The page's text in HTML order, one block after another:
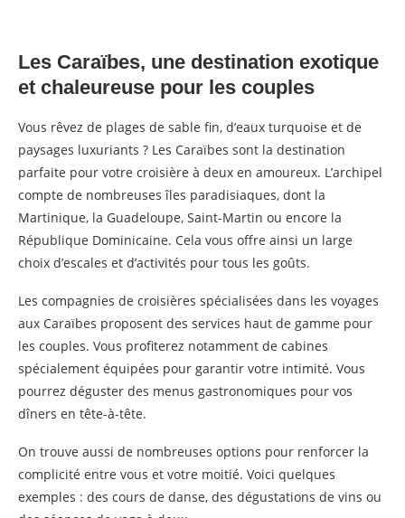
Les Caraïbes, une destination exotique
et chaleureuse pour les couples
Vous rêvez de plages de sable fin, d’eaux turquoise et de
paysages luxuriants ? Les Caraïbes sont la destination
parfaite pour votre croisière à deux en amoureux. L’archipel
compte de nombreuses îles paradisiaques, dont la
Martinique, la Guadeloupe, Saint-Martin ou encore la
République Dominicaine. Cela vous offre ainsi un large
choix d’escales et d’activités pour tous les goûts.
Les compagnies de croisières spécialisées dans les voyages
aux Caraïbes proposent des services haut de gamme pour
les couples. Vous profiterez notamment de cabines
spécialement équipées pour garantir votre intimité. Vous
pourrez déguster des menus gastronomiques pour vos
dîners en tête-à-tête.
On trouve aussi de nombreuses options pour renforcer la
complicité entre vous et votre moitié. Voici quelques
exemples : des cours de danse, des dégustations de vins ou